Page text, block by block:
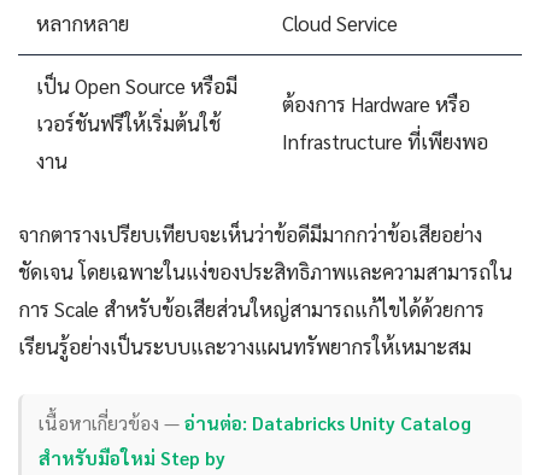
หลากหลาย
Cloud Service
เป็น Open Source หรือมี
เวอร์ชันฟรีให้เริ่มต้นใช้
งาน
ต้องการ Hardware หรือ
Infrastructure ที่เพียงพอ
จากตารางเปรียบเทียบจะเห็นว่าข้อดีมีมากกว่าข้อเสียอย่าง
ชัดเจน โดยเฉพาะในแง่ของประสิทธิภาพและความสามารถใน
การ Scale สำหรับข้อเสียส่วนใหญ่สามารถแก้ไขได้ด้วยการ
เรียนรู้อย่างเป็นระบบและวางแผนทรัพยากรให้เหมาะสม
เนื้อหาเกี่ยวข้อง —อ่านต่อ: Databricks Unity Catalog
สำหรับมือใหม่ Step by